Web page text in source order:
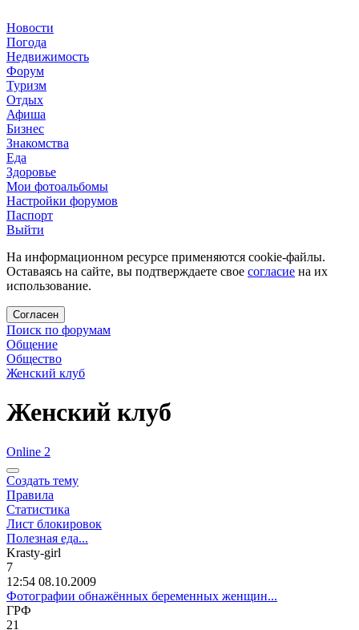
Новости
Погода
Недвижимость
Форум
Туризм
Отдых
Афиша
Бизнес
Знакомства
Еда
Здоровье
Мои фотоальбомы
Настройки форумов
Паспорт
Выйти
На информационном ресурсе применяются cookie-файлы.
Оставаясь на сайте, вы подтверждаете свое согласие на их
использование.
Согласен
Поиск по форумам
Общение
Общество
Женский клуб
Женский клуб
Online 2
Создать тему
Правила
Статистика
Лист блокировок
Полезная еда...
Krasty-girl
7
12:54 08.10.2009
Фотографии обнажённых беременных женщин...
ГРФ
21